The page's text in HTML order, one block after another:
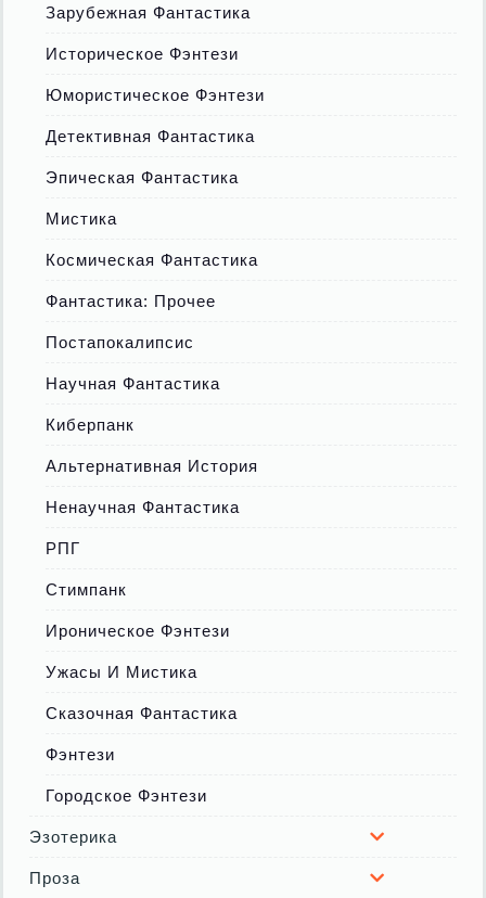
Зарубежная Фантастика
Историческое Фэнтези
Юмористическое Фэнтези
Детективная Фантастика
Эпическая Фантастика
Мистика
Космическая Фантастика
Фантастика: Прочее
Постапокалипсис
Научная Фантастика
Киберпанк
Альтернативная История
Ненаучная Фантастика
РПГ
Стимпанк
Ироническое Фэнтези
Ужасы И Мистика
Сказочная Фантастика
Фэнтези
Городское Фэнтези
Эзотерика
Проза